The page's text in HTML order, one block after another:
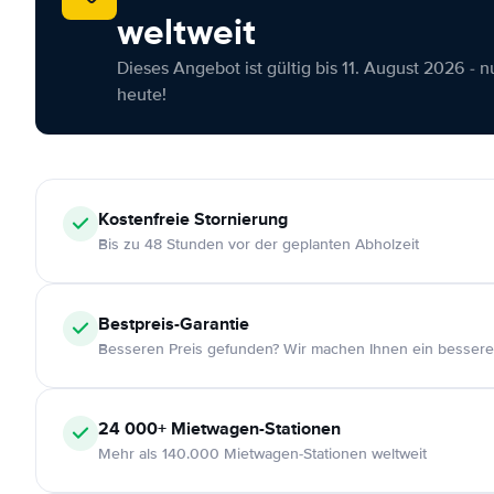
weltweit
Dieses Angebot ist gültig bis 11. August 2026 -
heute!
KostenfreieStornierung
Bis zu 48 Stunden vor der geplanten Abholzeit
Bestpreis-Garantie
Besseren Preis gefunden? Wir machen Ihnen ein
24 000+ Mietwagen-Stationen
Mehr als 140.000 Mietwagen-Stationen weltweit